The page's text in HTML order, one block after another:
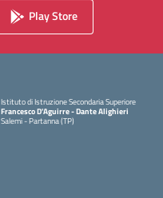
Play Store
Istituto di Istruzione Secondaria Superiore
Francesco D'Aguirre - Dante Alighieri
Salemi - Partanna (TP)